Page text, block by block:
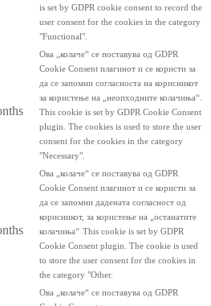
is set by GDPR cookie consent to record the
user consent for the cookies in the category
"Functional".
Ова „колаче“ се поставува од GDPR
Cookie Consent плагинот и се користи за
да се запомни согласноста на корисникот
за користење на „неопходните колачиња“.
This cookie is set by GDPR Cookie Consent
plugin. The cookies is used to store the user
consent for the cookies in the category
"Necessary".
Ова „колаче“ се поставува од GDPR
Cookie Consent плагинот и се користи за
да се запомни дадената согласност од
корисникот, за користење на „останатите
колачиња“ This cookie is set by GDPR
Cookie Consent plugin. The cookie is used
to store the user consent for the cookies in
the category "Other.
Ова „колаче“ се поставува од GDPR